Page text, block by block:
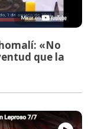
«No
que la